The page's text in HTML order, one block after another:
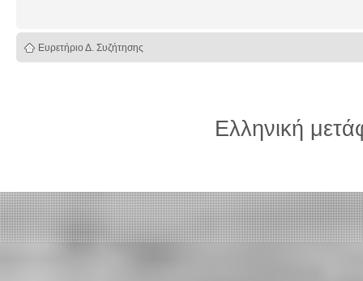
Ευρετήριο Δ. Συζήτησης
Ελληνική